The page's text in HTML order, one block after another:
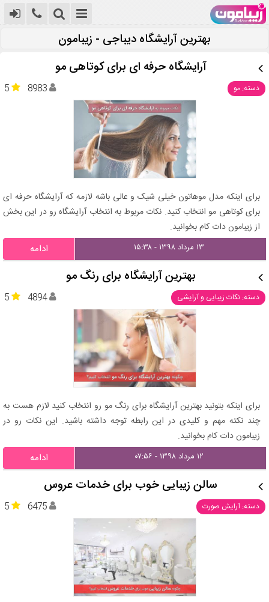
بهترین آرایشگاه دیباجی - زیبامون
آرایشگاه حرفه ای برای کوتاهی مو
دسته: مو 5 8983
برای اینکه مدل موهاتون خیلی شیک و عالی باشه لازمه که آرایشگاه حرفه ای
برای کوتاهی مو انتخاب کنید. نکات مربوط به انتخاب آرایشگاه رو در این بخش
از زیبامون دات کام بخوانید.
۱۳ مرداد ۱۳۹۸ - ۱۵:۳۸ ادامه
بهترین آرایشگاه برای رنگ مو
دسته: نکات زیبایی و آرایشی 5 4894
برای اینکه بتونید بهترین آرایشگاه برای رنگ مو رو انتخاب کنید لازم هست به
چند نکته مهم و کلیدی در این رابطه توجه داشته باشید. این نکات رو در
زیبامون دات کام بخوانید.
۱۲ مرداد ۱۳۹۸ - ۰۷:۵۶ ادامه
سالن زیبایی خوب برای خدمات عروس
دسته: آرایش صورت 5 6475